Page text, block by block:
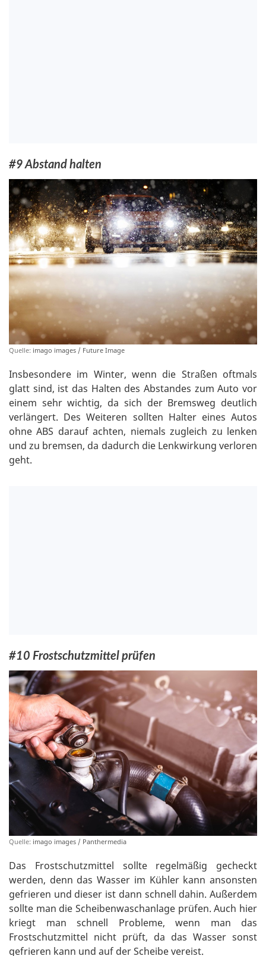
#9 Abstand halten
Quelle: imago images / Future Image
Insbesondere im Winter, wenn die Straßen oftmals
glatt sind, ist das Halten des Abstandes zum Auto vor
einem sehr wichtig, da sich der Bremsweg deutlich
verlängert. Des Weiteren sollten Halter eines Autos
ohne ABS darauf achten, niemals zugleich zu lenken
und zu bremsen, da dadurch die Lenkwirkung verloren
geht.
#10 Frostschutzmittel prüfen
Quelle: imago images / Panthermedia
Das Frostschutzmittel sollte regelmäßig gecheckt
werden, denn das Wasser im Kühler kann ansonsten
gefrieren und dieser ist dann schnell dahin. Außerdem
sollte man die Scheibenwaschanlage prüfen. Auch hier
kriegt man schnell Probleme, wenn man das
Frostschutzmittel nicht prüft, da das Wasser sonst
gefrieren kann und auf der Scheibe vereist.